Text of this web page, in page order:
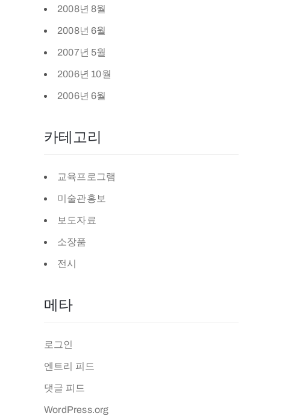
2008년 8월
2008년 6월
2007년 5월
2006년 10월
2006년 6월
카테고리
교육프로그램
미술관홍보
보도자료
소장품
전시
메타
로그인
엔트리 피드
댓글 피드
WordPress.org